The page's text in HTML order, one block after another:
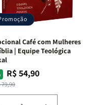
Café com Mulheres
| Equipe Teológica
79,90
R$ 54,90